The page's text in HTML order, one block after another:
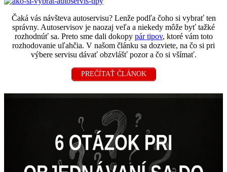
Čaká vás návšteva autoservisu? Lenže podľa čoho si vybrať ten
správny. Autoservisov je naozaj veľa a niekedy môže byť tažké
rozhodnúť sa. Preto sme dali dokopy pár tipov, ktoré vám toto
rozhodovanie uľahčia. V našom článku sa dozviete, na čo si pri
výbere servisu dávať obzvlášť pozor a čo si všímať.
PREČÍTAŤ ČLÁNOK